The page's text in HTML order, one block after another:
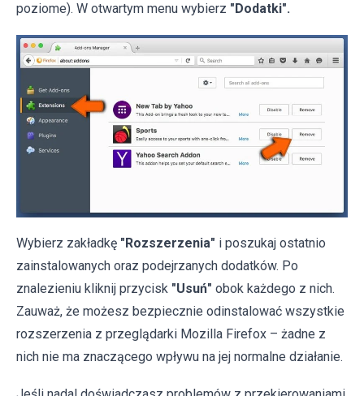
poziome). W otwartym menu wybierz "Dodatki".
Wybierz zakładkę "Rozszerzenia" i poszukaj ostatnio
zainstalowanych oraz podejrzanych dodatków. Po
znalezieniu kliknij przycisk "Usuń" obok każdego z nich.
Zauważ, że możesz bezpiecznie odinstalować wszystkie
rozszerzenia z przeglądarki Mozilla Firefox – żadne z
nich nie ma znaczącego wpływu na jej normalne działanie.